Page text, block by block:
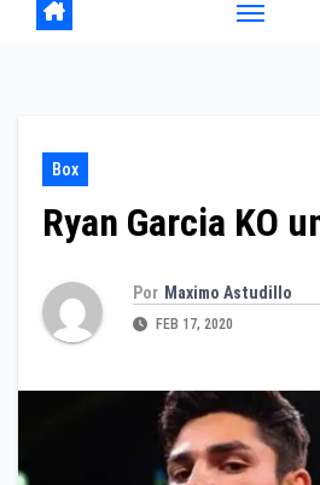
Box
Ryan Garcia KO
Por Maximo Astudillo
FEB 17, 2020